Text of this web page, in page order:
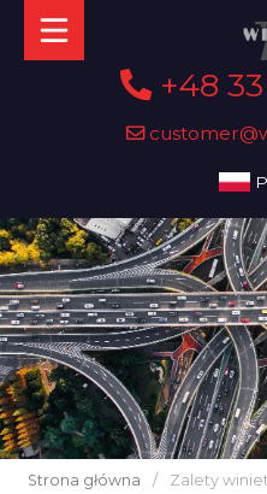
+48
Strona główna / Zalety